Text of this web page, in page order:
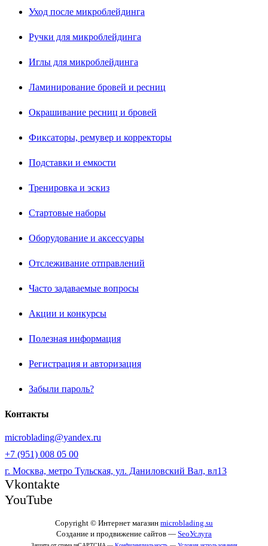
Уход после микроблейдинга
Ручки для микроблейдинга
Иглы для микроблейдинга
Ламинирование бровей и ресниц
Окрашивание ресниц и бровей
Фиксаторы, ремувер и корректоры
Подставки и емкости
Тренировка и эскиз
Стартовые наборы
Оборудование и аксессуары
Отслеживание отправлений
Часто задаваемые вопросы
Акции и конкурсы
Полезная информация
Регистрация и авторизация
Забыли пароль?
Контакты
microblading@yandex.ru
+7 (951) 008 05 00
г. Москва, метро Тульская, ул. Даниловский Вал, вл13
Vkontakte
YouTube
Copyright © Интернет магазин microblading.su
Создание и продвижение сайтов — SeoУслуга